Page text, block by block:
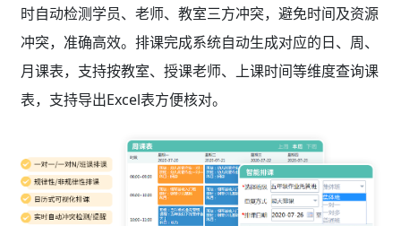
时自动检测学员、老师、教室三方冲突，避免时间及资源
冲突，准确高效。排课完成系统自动生成对应的日、周、
月课表，支持按教室、授课老师、上课时间等维度查询课
表，支持导出Excel表方便核对。